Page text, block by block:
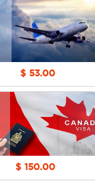
$ 53.00
$ 150.00